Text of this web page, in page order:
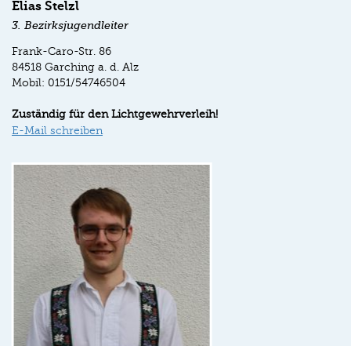
Elias Stelzl
3. Bezirksjugendleiter
Frank-Caro-Str. 86
84518 Garching a. d. Alz
Mobil: 0151/54746504
Zuständig für den Lichtgewehrverleih!
E-Mail schreiben